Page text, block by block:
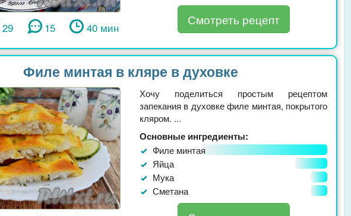
29 15 40 мин
Смотреть рецепт
Филе минтая в кляре в духовке
Хочу поделиться простым рецептом
запекания в духовке филе минтая, покрытого
кляром. ...
Основные ингредиенты:
Филе минтая
Яйца
Мука
Сметана